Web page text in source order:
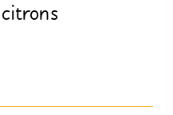
citrons